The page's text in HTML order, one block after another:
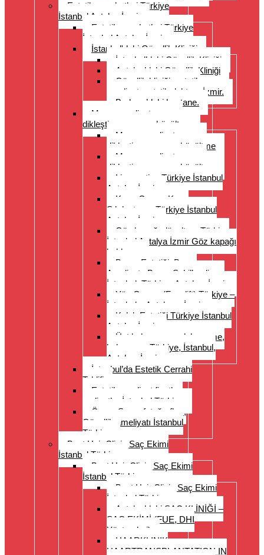
Estetik seyahatleri Türkiye
İstanbul Antalya İzmir
Estetik seyahatleri Türkiye
İstanbul Antalya İzmir
İstanbul'daki Güzellik Kliniği
İstanbul’daki Güzellik Kliniği
Antalya’daki Güzellik Kliniği
Güzellik kliniği, estetik
ameliyat, estetik doktoru İzmir.
Bodrum’daki hastane.
Meme ameliyatı: meme
dikleştirme, meme küçültme
Meme ameliyatı: meme
dikleştirme, meme küçültme
Meme ameliyatı: meme
dikleştirme, meme küçültme
Liposuction Türkiye İstanbul
Antalya İzmir
Karın Germe Karın
Sıkılaştırma Türkiye İstanbul
Antalya İzmir
Göz kapağı düzeltme Türkiye
İstanbul Antalya İzmir Göz kapağı
kaldırma
Burun Estetiği, Burun
Ameliyatı, Burun Şekillendirme
İstanbul, Türkiye, Antalya, İzmir
Yüz Germe (Facelift) Türkiye –
İstanbul – Antalya – İzmir
Kulak Estetiği Türkiye İstanbul
Antalya İzmir
Üst kol germe, uyluk germe,
kol germe, Türkiye, İstanbul,
Antalya, İzmir
İstanbul’da Estetik Cerrahi
Teklifi
Estetik ameliyat fiyatları
maliyetler İstanbul Türkiye
Önce- Sonra fotoğrafları,
Güzellik ameliyatı İstanbul
Türkiye
Best Hair Clinic Saç Ekimi
İstanbul Türkiye
Best Hair Clinic Saç Ekimi
İstanbul Türkiye
Best Hair Clinic Saç Ekimi
İstanbul Türkiye
Antalya’daki SAÇ KLİNİĞİ –
SAÇ EKİMİ (FUE, DHI
Yöntemleri)
HAARKLINIK
HAARTRANSPLANTATION IN